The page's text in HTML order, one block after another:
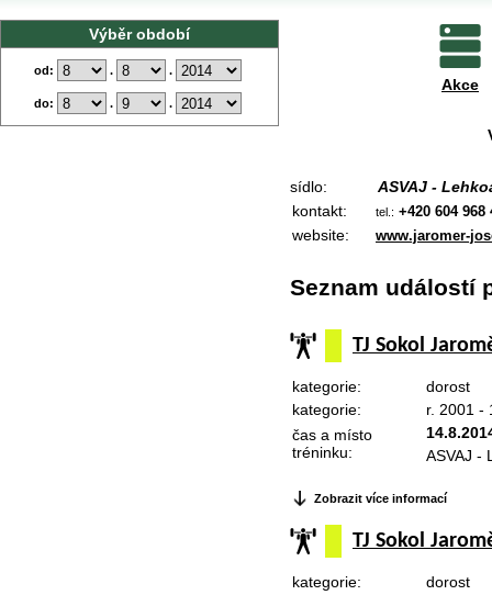
Výběr období
od: . .
do: . .
Akce
sídlo:
ASVAJ -
kontakt:
tel.: +420 604 968
website: www.jaromer-
Seznam událostí
TJ Sokol
kategorie:
dorost
kategorie:
r. 2001 -
čas a místo
tréninku:
ASVAJ -
Zobrazit více informací
TJ Sokol
kategorie:
dorost